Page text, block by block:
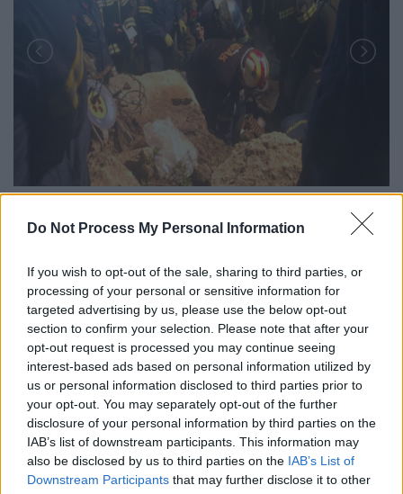
Do Not Process My Personal Information
If you wish to opt-out of the sale, sharing to third parties, or
processing of your personal or sensitive information for
targeted advertising by us, please use the below opt-out
section to confirm your selection. Please note that after your
opt-out request is processed you may continue seeing
interest-based ads based on personal information utilized by
us or personal information disclosed to third parties prior to
your opt-out. You may separately opt-out of the further
disclosure of your personal information by third parties on the
IAB’s list of downstream participants. This information may
also be disclosed by us to third parties on the IAB’s List of
Downstream Participants that may further disclose it to other
Προσθέστε το ΕΘΝΟΣ στη Google
Τραγωδία σημειώθηκε μετά τα μεσάνυχτα
στοΛασίθι τηςΚρήτης, στην περιοχή της
Αγίας Φωτιάς όταν ένας βράχος έπεσε σε
ενοικιαζόμενα δωμάτια, με αποτέλεσμα μια
τουρίστριαπου έκανε διακοπές στη χώρα
μας με την οικογένειά της ναχάσει τη ζωή
της.